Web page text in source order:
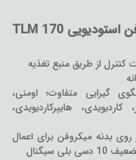
قابلیت‌های اصلی میکروفن استودیویی TLM 170
کنترل از طریق منبع تغذیه
اعمال 5 الگوی گیرایی متفاوت؛ اومنی،
کاردیویدی، هایپرکاردیویدی،
روی بدنه میکروفن برای اعمال